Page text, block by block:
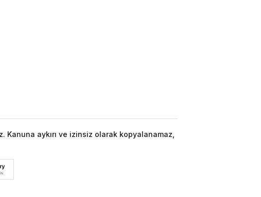
aykırı ve izinsiz olarak kopyalanamaz,